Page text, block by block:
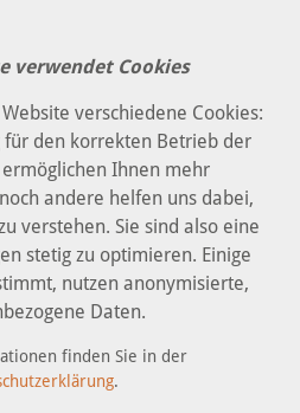
verwendet Cookies
verschiedene Cookies:
für den korrekten Betrieb der
Ihnen mehr
andere helfen uns dabei,
verstehen. Sie sind also eine
stetig zu optimieren. Einige
nutzen anonymisierte,
Daten.
finden Sie in der
.